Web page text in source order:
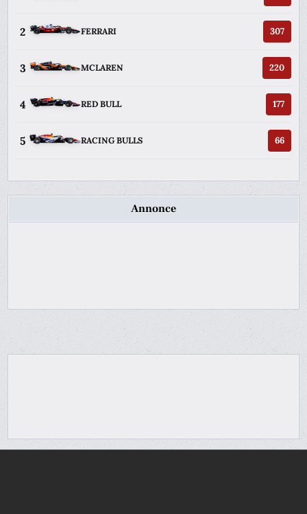
2 FERRARI 307
3 MCLAREN 220
4 RED BULL 177
5 RACING BULLS 66
Annonce